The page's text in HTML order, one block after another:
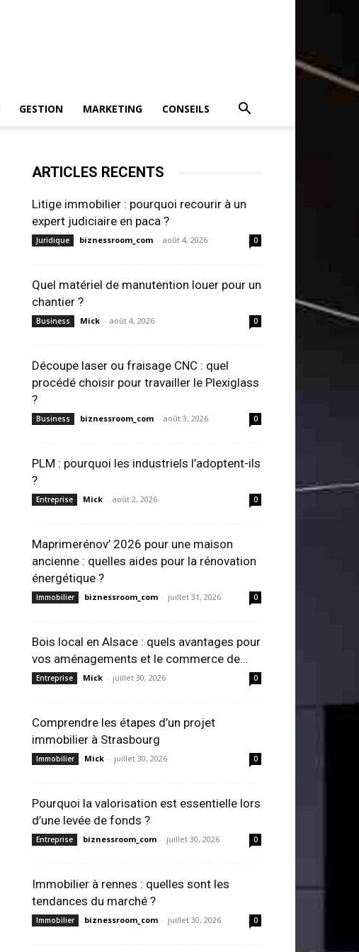
GESTION MARKETING CONSEILS
ARTICLES RECENTS
Litige immobilier : pourquoi recourir à un
expert judiciaire en paca ?
Juridique biznessroom_com - août 4, 2026 0
Quel matériel de manutention louer pour un
chantier ?
Business Mick - août 4, 2026 0
Découpe laser ou fraisage CNC : quel
procédé choisir pour travailler le Plexiglass
?
Business biznessroom_com - août 3, 2026 0
PLM : pourquoi les industriels l’adoptent-ils
?
Entreprise Mick - août 2, 2026 0
Maprimerénov’ 2026 pour une maison
ancienne : quelles aides pour la rénovation
énergétique ?
Immobilier biznessroom_com - juillet 31, 2026 0
Bois local en Alsace : quels avantages pour
vos aménagements et le commerce de...
Entreprise Mick - juillet 30, 2026 0
Comprendre les étapes d’un projet
immobilier à Strasbourg
Immobilier Mick - juillet 30, 2026 0
Pourquoi la valorisation est essentielle lors
d’une levée de fonds ?
Entreprise biznessroom_com - juillet 30, 2026 0
Immobilier à rennes : quelles sont les
tendances du marché ?
Immobilier biznessroom_com - juillet 30, 2026 0